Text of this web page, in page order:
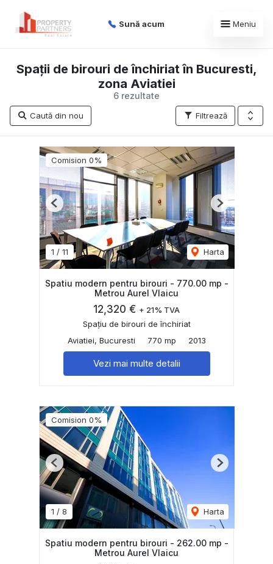
Sună acum Meniu
6 rezultate
Spații de birouri de închiriat în Bucuresti,
zona Aviatiei
Filtrează
Caută din nou
Comision 0%
1 / 11 Harta
Previous Next
Spatiu modern pentru birouri - 770.00 mp -
Metrou Aurel Vlaicu
12,320 € + 21% TVA
Spațiu de birouri de închiriat
Aviatiei, Bucuresti
770 mp 2013
Vezi mai multe detalii
Comision 0%
1 / 8 Harta
Previous Next
Spatiu modern pentru birouri - 262.00 mp -
Metrou Aurel Vlaicu